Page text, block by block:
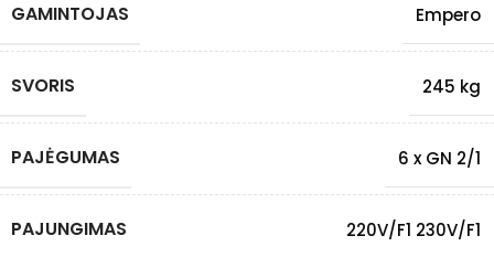
GAMINTOJAS Empero
SVORIS 245 kg
PAJĖGUMAS 6 x GN 2/1
PAJUNGIMAS 220V/F1 230V/F1